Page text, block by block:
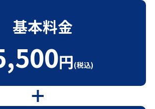
基本料金
円(税込)